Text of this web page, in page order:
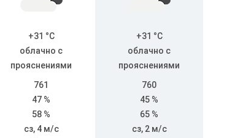
+31 °C
облачно с
прояснениями
761
47 %
58 %
сз, 4 м/с
+31 °C
облачно с
прояснениями
760
45 %
65 %
сз, 2 м/с